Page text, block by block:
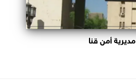
مديرية أمن قنا